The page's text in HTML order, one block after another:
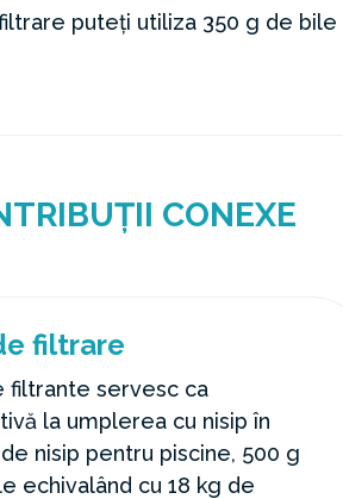
puteți utiliza 350 g de
CONEXE
filtrare
filtrante servesc ca
la umplerea cu nisip în
nisip pentru piscine, 500 g
echivalând cu 18 kg de